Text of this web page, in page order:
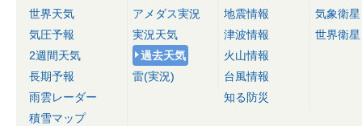
世界天気
気圧予報
2週間天気
長期予報
雨雲レーダー
積雪マップ
アメダス実況
実況天気
過去天気
雷(実況)
地震情報
津波情報
火山情報
台風情報
知る防災
気象衛星
世界衛星